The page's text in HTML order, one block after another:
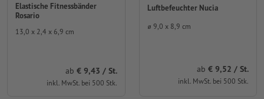
Elastische Fitnessbänder
Rosario
13,0 x 2,4 x 6,9 cm
ab 9,43 / St.
inkl. MwSt. bei 500 Stk.
Luftbefeuchter Nucia
⌀ 9,0 x 8,9 cm
ab 9,52 / St.
inkl. MwSt. bei 500 Stk.